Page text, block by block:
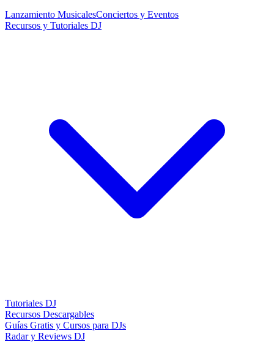
Lanzamiento MusicalesConciertos y Eventos
Recursos y Tutoriales DJ
Tutoriales DJ
Recursos Descargables
Guías Gratis y Cursos para DJs
Radar y Reviews DJ